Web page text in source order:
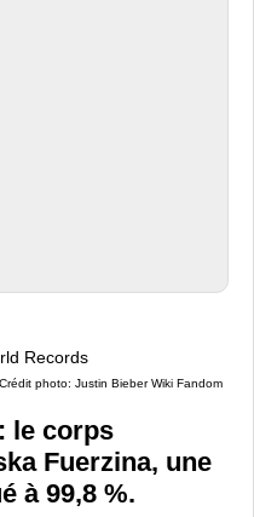
Crédit photo: Justin Bieber Wiki Fandom
le corps
Fuerzina, une
à 99,8 %.